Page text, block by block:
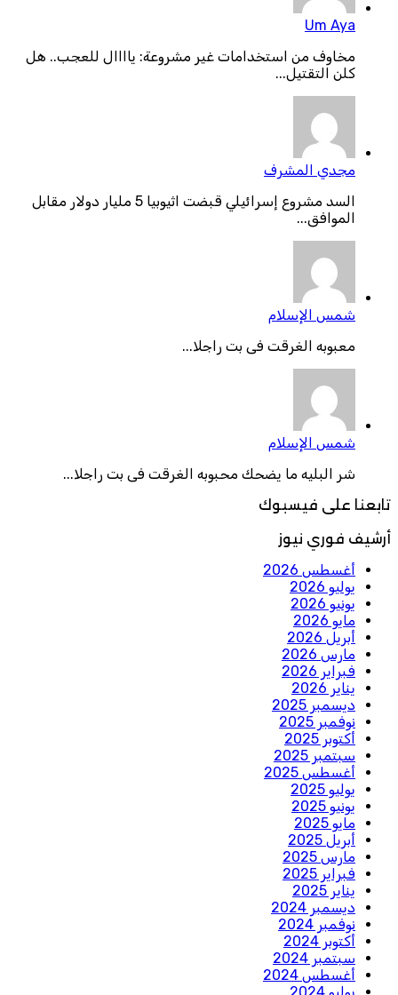
Um Aya
مخاوف من استخدامات غير مشروعة: ياااال للعجب.. هل
كلن التقتيل...
مجدي المشرف
السد مشروع إسرائيلي قبضت اثيوبيا 5 مليار دولار مقابل
الموافق...
شمس الإسلام
معبوبه الغرقت فى بت راجلا...
شمس الإسلام
شر البليه ما يضحك محبوبه الغرقت فى بت راجلا...
تابعنا على فيسبوك
أرشيف فوري نيوز
أغسطس 2026
يوليو 2026
يونيو 2026
مايو 2026
أبريل 2026
مارس 2026
فبراير 2026
يناير 2026
ديسمبر 2025
نوفمبر 2025
أكتوبر 2025
سبتمبر 2025
أغسطس 2025
يوليو 2025
يونيو 2025
مايو 2025
أبريل 2025
مارس 2025
فبراير 2025
يناير 2025
ديسمبر 2024
نوفمبر 2024
أكتوبر 2024
سبتمبر 2024
أغسطس 2024